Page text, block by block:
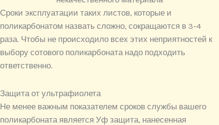
Сроки эксплуатации таких листов, которые и
поликарбонатом назвать сложно, сокращаются в 3-4
раза. Чтобы не происходило всех этих неприятностей к
выбору сотового поликарбоната надо подходить
ответственно.
Защита от ультрафиолета
Не менее важным показателем сроков службы вашего
поликарбоната является Уф защита, нанесенная